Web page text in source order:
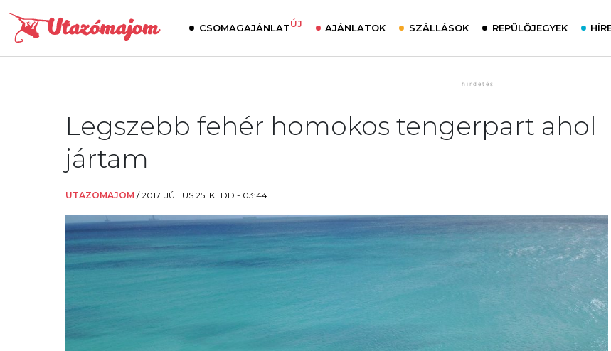
CSOMAGAJÁNLATÚJ AJÁNLATOK SZÁLLÁSOK REPÜLŐJEGYEK
Legszebb fehér homokos tengerpart ahol
jártam
UTAZOMAJOM /2017. JÚLIUS 25. KEDD - 03:44